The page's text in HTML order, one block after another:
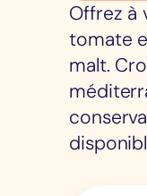
Offrez à
tomate
malt.